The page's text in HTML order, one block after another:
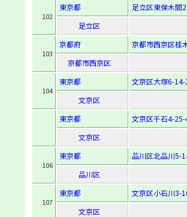
102
東京都
足立区東保木間
足立区
103
京都府
京都市西京区桂
京都市西京区
104
東京都
文京区大塚6-
文京区
東京都
文京区千石4-25-
文京区
106
東京都
品川区北品川5-
品川区
107
東京都
文京区小石川3-
文京区